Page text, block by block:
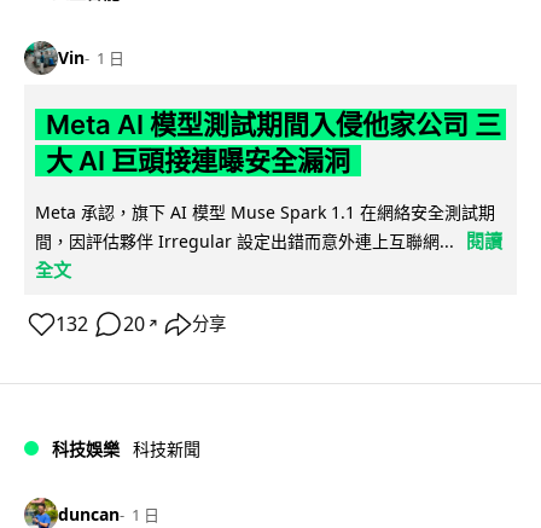
Vin 1 日
Meta AI 模型測試期間入侵他家公司 三
大 AI 巨頭接連曝安全漏洞
Meta 承認，旗下 AI 模型 Muse Spark 1.1 在網絡安全測試期
間，因評估夥伴 Irregular 設定出錯而意外連上互聯網...
閱讀
全文
132 20 ↗ 分享
科技娛樂 科技新聞
duncan 1 日